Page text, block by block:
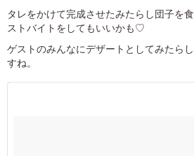
タレをかけて完成させたみたらし団子を
ストバイトをしてもいいかも♡
ゲストのみんなにデザートとしてみたら
すね。